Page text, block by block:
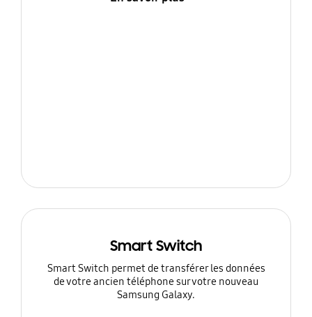
Smart Switch
Smart Switch permet de transférer les données
de votre ancien téléphone sur votre nouveau
Samsung Galaxy.